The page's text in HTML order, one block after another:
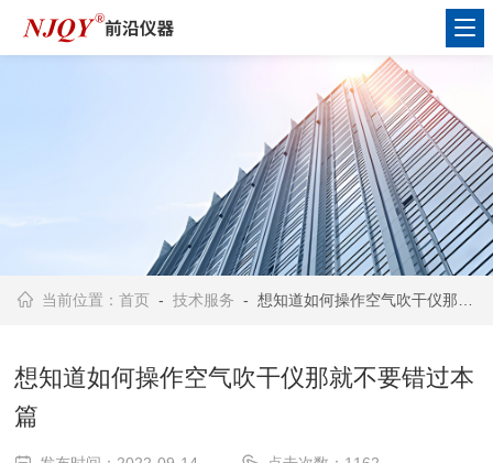
当前位置：首页 -技术服务 - 想知道如何操作空气吹干仪那就不要错过本篇
想知道如何操作空气吹干仪那就不要错过本
篇